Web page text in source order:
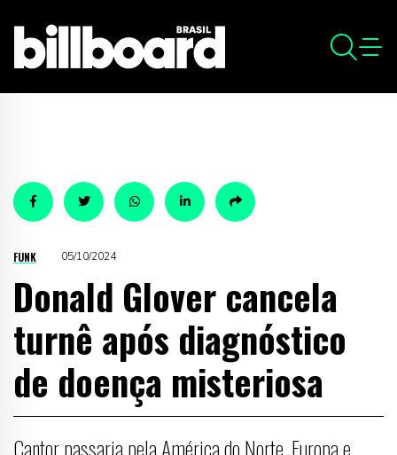
FUNK 05/10/2024
Donald Glover cancela
turnê após diagnóstico
de doença misteriosa
Cantor passaria pela América do Norte, Europa e